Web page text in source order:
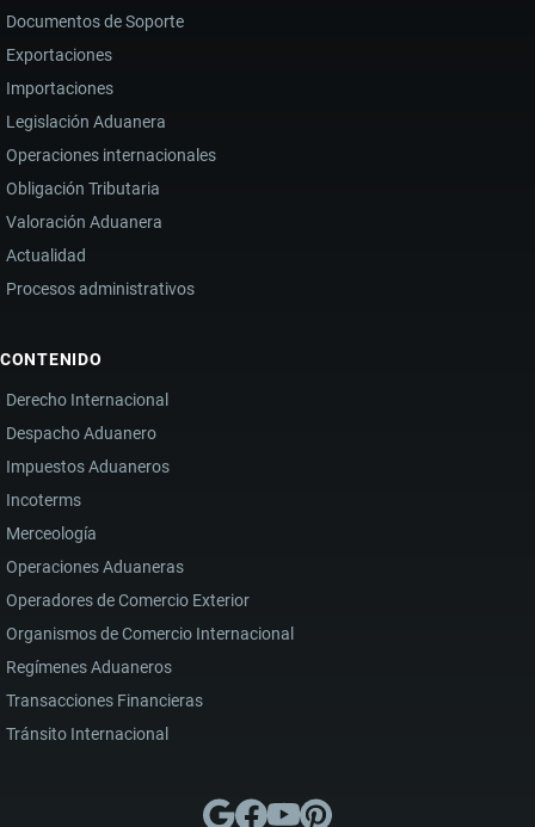
Documentos de Soporte
Exportaciones
Importaciones
Legislación Aduanera
Operaciones internacionales
Obligación Tributaria
Valoración Aduanera
Actualidad
Procesos administrativos
CONTENIDO
Derecho Internacional
Despacho Aduanero
Impuestos Aduaneros
Incoterms
Merceología
Operaciones Aduaneras
Operadores de Comercio Exterior
Organismos de Comercio Internacional
Regímenes Aduaneros
Transacciones Financieras
Tránsito Internacional